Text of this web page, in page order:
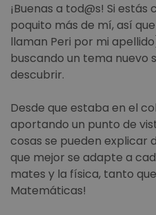
¡Buenas a tod@s! Si
poquito más de mí, así
llaman Peri por mi
buscando un tema nuevo
descubrir.
Desde que estaba en el
aportando un punto de
cosas se pueden explicar
que mejor se adapte a
mates y la física, tanto
Matemáticas!